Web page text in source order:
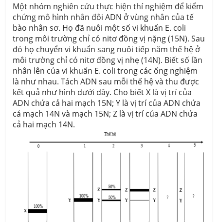
Một nhóm nghiên cứu thực hiện thí nghiệm để kiểm
chứng mô hình nhân đôi ADN ở vùng nhân của tế
bào nhân sơ. Họ đã nuôi một số vi khuẩn E. coli
trong môi trường chỉ có nitơ đồng vị nặng (15N). Sau
đó họ chuyển vi khuẩn sang nuôi tiếp năm thế hệ ở
môi trường chỉ có nitơ đồng vị nhẹ (14N). Biết số lần
nhân lên của vi khuẩn E. coli trong các ống nghiệm
là như nhau. Tách ADN sau mỗi thế hệ và thu được
kết quả như hình dưới đây. Cho biết X là vị trí của
ADN chứa cả hai mạch 15N; Y là vị trí của ADN chứa
cả mạch 14N và mạch 15N; Z là vị trí của ADN chứa
cả hai mạch 14N.